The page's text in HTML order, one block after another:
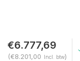
€6.777,69
(€8.201,00 Incl. btw)